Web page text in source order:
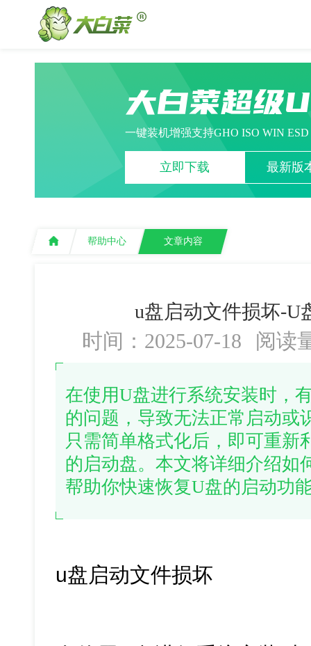
大白菜超级
一键装机增强支持GHO ISO WIN
立即下载 最新版
帮助中心 文章内容
u盘启动文件损坏-U
时间：2025-07-18 阅读
在使用U盘进行系统安装时，
的问题，导致无法正常启动或
只需简单格式化后，即可重新
的启动盘。本文将详细介绍如
帮助你快速恢复U盘的启动功
u盘启动文件损坏